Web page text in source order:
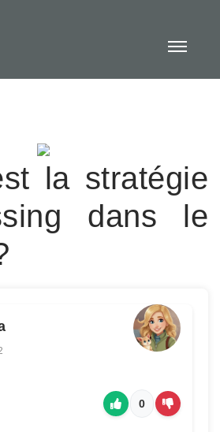
la stratégie
dans le
0